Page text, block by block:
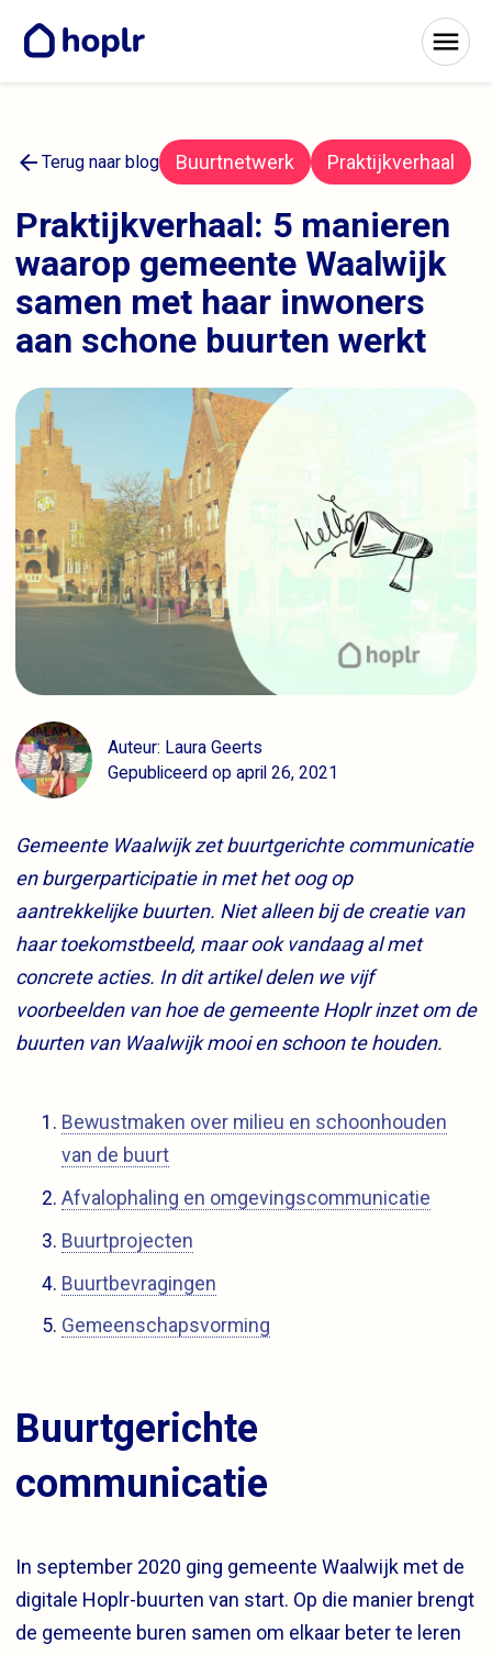
arrow_back Terug naar blog Buurtnetwerk Praktijkverhaal
Praktijkverhaal: 5 manieren
waarop gemeente Waalwijk
samen met haar inwoners
aan schone buurten werkt
Auteur: Laura Geerts
Gepubliceerd op april 26, 2021
Gemeente Waalwijk zet buurtgerichte communicatie
en burgerparticipatie in met het oog op
aantrekkelijke buurten. Niet alleen bij de creatie van
haar toekomstbeeld, maar ook vandaag al met
concrete acties. In dit artikel delen we vijf
voorbeelden van hoe de gemeente Hoplr inzet om de
buurten van Waalwijk mooi en schoon te houden.
Bewustmaken over milieu en schoonhouden
van de buurt
Afvalophaling en omgevingscommunicatie
Buurtprojecten
Buurtbevragingen
Gemeenschapsvorming
Buurtgerichte
communicatie
In september 2020 ging gemeente Waalwijk met de
digitale Hoplr-buurten van start. Op die manier brengt
de gemeente buren samen om elkaar beter te leren